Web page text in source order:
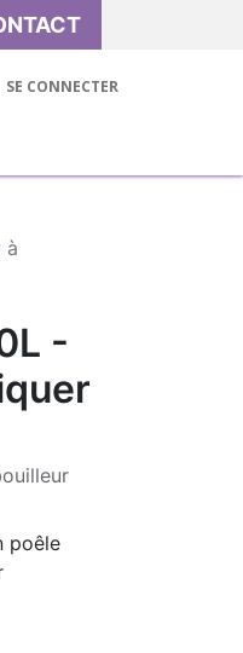
SE CONNECTER
à
-
poêle